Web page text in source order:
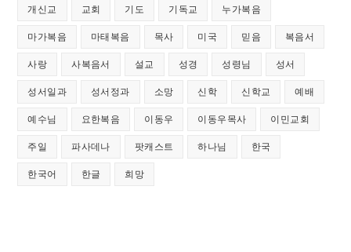
개신교 교회 기도 기독교 누가복음
마가복음 마태복음 목사 미국 믿음 복음서
사랑 사복음서 설교 성경 성령님 성서
성서일과 성서정과 소망 신학 신학교 예배
예수님 요한복음 이동우 이동우목사 이민교회
주일 파사데나 팟캐스트 하나님 한국
한국어 한글 희망